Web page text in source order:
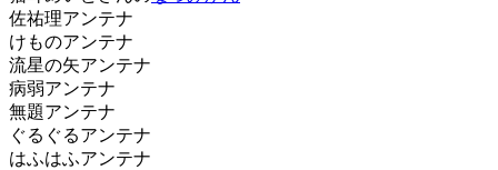
佐祐理アンテナ
けものアンテナ
流星の矢アンテナ
病弱アンテナ
無題アンテナ
ぐるぐるアンテナ
はふはふアンテナ